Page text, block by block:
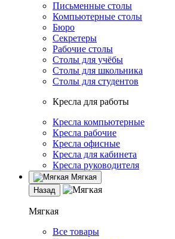
Письменные столы
Компьютерные столы
Бюро
Секретеры
Рабочие столы
Столы для учёбы
Столы для школьника
Столы для студентов
Кресла для работы
Кресла компьютерные
Кресла рабочие
Кресла офисные
Кресла для кабинета
Кресла руководителя
Мягкая
Назад
Мягкая
Все товары